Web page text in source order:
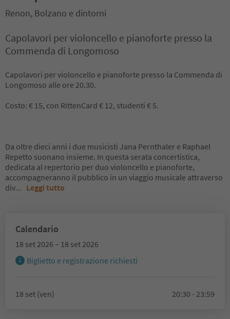
Renon, Bolzano e dintorni
Capolavori per violoncello e pianoforte presso la
Commenda di Longomoso
Capolavori per violoncello e pianoforte presso la Commenda di
Longomoso alle ore 20.30.
Costo: € 15, con RittenCard € 12, studenti € 5.
Da oltre dieci anni i due musicisti Jana Pernthaler e Raphael
Repetto suonano insieme. In questa serata concertistica,
dedicata al repertorio per duo violoncello e pianoforte,
accompagneranno il pubblico in un viaggio musicale attraverso
div... Leggi tutto
Calendario
18 set 2026 – 18 set 2026
Biglietto e registrazione richiesti
18 set (ven) 20:30 - 23:59